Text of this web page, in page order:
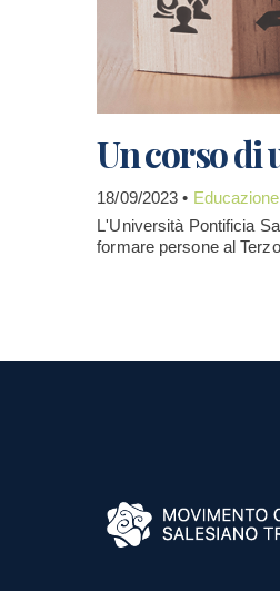
Un corso di
18/09/2023 • Educazione
L'Università Pontificia
formare persone al